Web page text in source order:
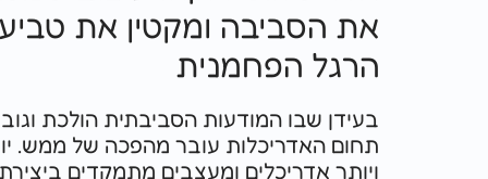

את הסביבה ומקטין את טביעת
הרגל הפחמנית
בעידן שבו המודעות הסביבתית הולכת וגוברת,
תחום האדריכלות עובר מהפכה של ממש. יותר
ויותר אדריכלים ומעצבים מתמקדים ביצירת